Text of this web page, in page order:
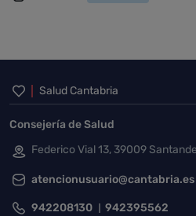
Inicio del pie de
Salud Cantabria
Consejería de Salud
Federico Vial 13, 39009
atencionusuario@cantabria.es
942208130 942395562